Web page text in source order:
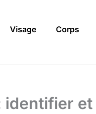
Visage Corps